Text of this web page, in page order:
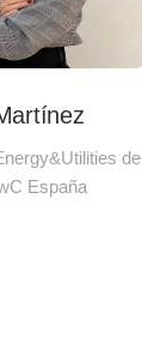
de
España